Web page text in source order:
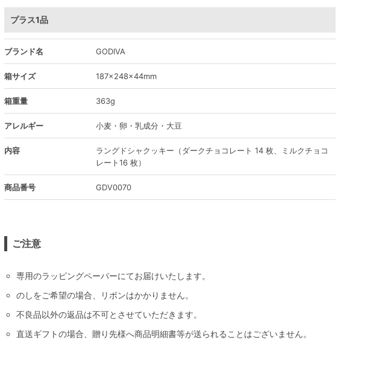
プラス1品
ブランド名 GODIVA
箱サイズ 187×248×44mm
箱重量 363g
アレルギー 小麦・卵・乳成分・大豆
内容
ラングドシャクッキー（ダークチョコレート 14 枚、ミルクチョコ
レート16 枚）
商品番号 GDV0070
ご注意
専用のラッピングペーパーにてお届けいたします。
のしをご希望の場合、リボンはかかりません。
不良品以外の返品は不可とさせていただきます。
直送ギフトの場合、贈り先様へ商品明細書等が送られることはございません。